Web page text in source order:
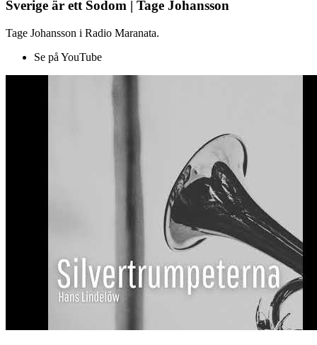
Sverige är ett Sodom | Tage Johansson
Tage Johansson i Radio Maranata.
Se på YouTube